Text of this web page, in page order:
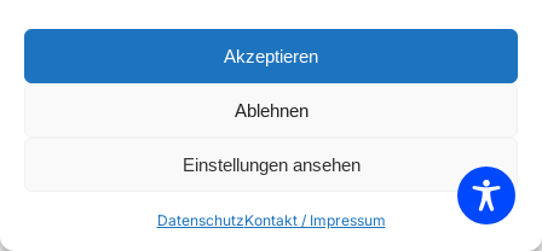
Akzeptieren
Ablehnen
Einstellungen ansehen
DatenschutzKontakt / Impressum
In den Warenkorb
Einzelnes Ergebnis wird angezeigt